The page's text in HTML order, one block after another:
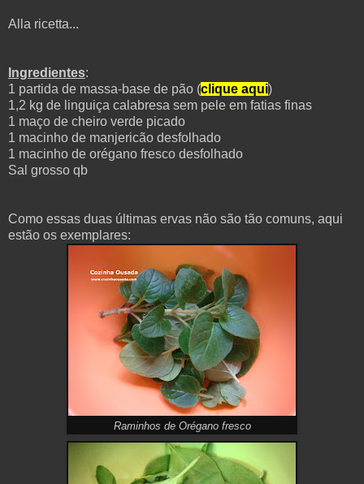
Alla ricetta...
Ingredientes:
1 partida de massa-base de pão (clique aqui)
1,2 kg de linguiça calabresa sem pele em fatias finas
1 maço de cheiro verde picado
1 macinho de manjericão desfolhado
1 macinho de orégano fresco desfolhado
Sal grosso qb
Como essas duas últimas ervas não são tão comuns, aqui
estão os exemplares:
Raminhos de Orégano fresco